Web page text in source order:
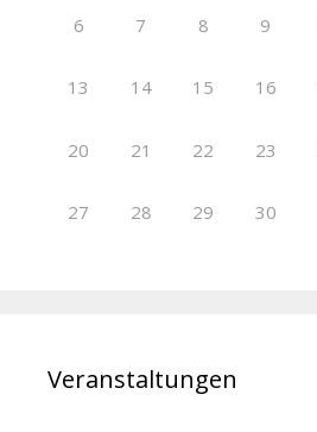
6 7 8 9
13 14 15 16
20 21 22 23
27 28 29 30
Veranstaltungen